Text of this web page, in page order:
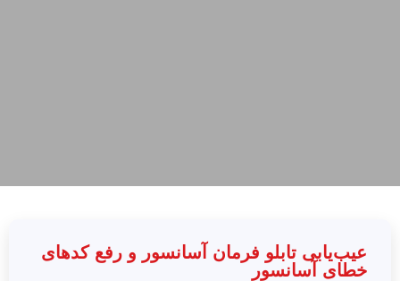
عیب‌یابی تابلو فرمان آسانسور و رفع کدهای
خطای آسانسور